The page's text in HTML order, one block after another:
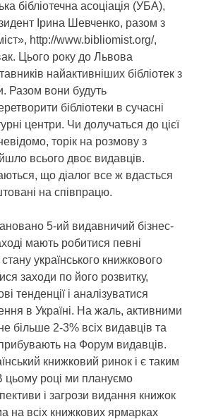
бібліотечна асоціація (УБА),
Ірина Шевченко, разом з
http://www.bibliomist.org/,
Цього року до Львова
найактивніших бібліотек з
Разом вони будуть
бібліотеки в сучасні
центри. Чи долучаться до цієї
торік на розмову з
всього двоє видавців.
що діалог все ж вдасться
на співпрацю.
5-ий видавничий бізнес-
мають робитися певні
українського книжкового
заходи по його розвитку,
тенденції і аналізуватися
в Україні. На жаль, активними
більше 2-3% всіх видавців та
прибувають на Форум видавців.
книжковий ринок і є таким
році ми плануємо
і загрози видання книжок
на всіх книжкових ярмарках